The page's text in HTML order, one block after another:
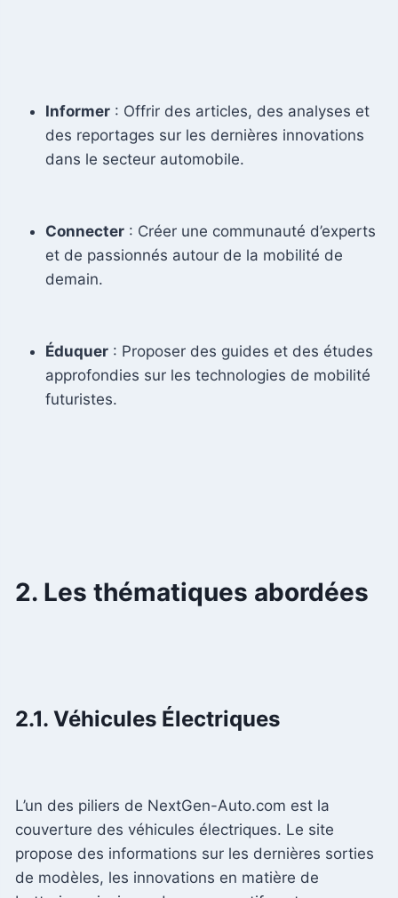
Informer : Offrir des articles, des analyses et
des reportages sur les dernières innovations
dans le secteur automobile.
Connecter : Créer une communauté d’experts
et de passionnés autour de la mobilité de
demain.
Éduquer : Proposer des guides et des études
approfondies sur les technologies de mobilité
futuristes.
2. Les thématiques abordées
2.1. Véhicules Électriques
L’un des piliers de NextGen-Auto.com est la
couverture des véhicules électriques. Le site
propose des informations sur les dernières sorties
de modèles, les innovations en matière de